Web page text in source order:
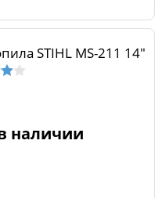
STIHL MS-211 14"
наличии